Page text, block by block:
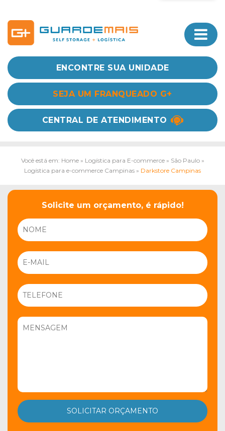
ENCONTRE SUA UNIDADE
SEJA UM FRANQUEADO G+
CENTRAL DE ATENDIMENTO
Você está em: Home» Logística para E-commerce» São Paulo»
Logística para e-commerce Campinas » Darkstore Campinas
Solicite um orçamento, é rápido!